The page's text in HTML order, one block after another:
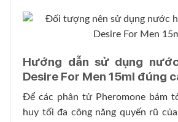
Hướng dẫn sử dụng
Desire For Men 15ml đúng
Để các phân tử Pheromone bám
huy tối đa công năng quyến rũ